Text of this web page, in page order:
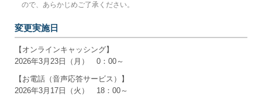
ので、あらかじめご了承ください。
変更実施日
【オンラインキャッシング】
2026年3月23日（月） 0：00～
【お電話（音声応答サービス）】
2026年3月17日（火） 18：00～